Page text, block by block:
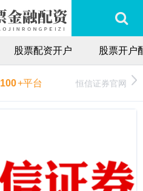
股票配资开户 股票开户
100+平台 恒信证券官网